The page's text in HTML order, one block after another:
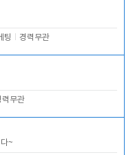
팅 경력무관
력무관
~